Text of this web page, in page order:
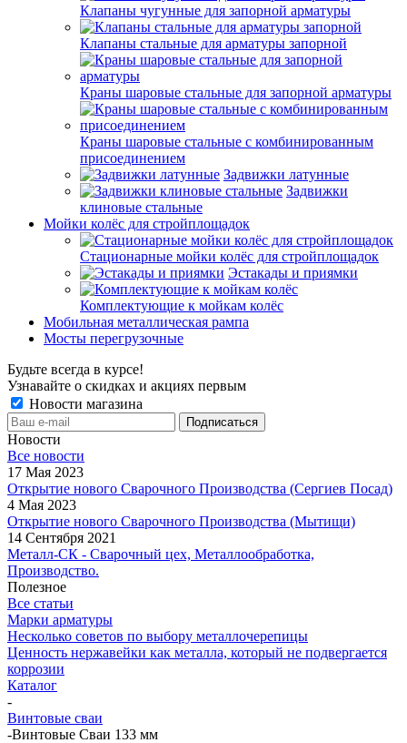
Клапаны чугунные для запорной арматуры
Клапаны стальные для арматуры запорной
Краны шаровые стальные для запорной арматуры
Краны шаровые стальные с комбинированным
присоединением
Задвижки латунные
Задвижки
клиновые стальные
Мойки колёс для стройплощадок
Стационарные мойки колёс для стройплощадок
Эстакады и приямки
Комплектующие к мойкам колёс
Мобильная металлическая рампа
Мосты перегрузочные
Будьте всегда в курсе!
Узнавайте о скидках и акциях первым
Новости магазина
Новости
Все новости
17 Мая 2023
Открытие нового Сварочного Производства (Сергиев Посад)
4 Мая 2023
Открытие нового Сварочного Производства (Мытищи)
14 Сентября 2021
Металл-СК - Сварочный цех, Металлообработка,
Производство.
Полезное
Все статьи
Марки арматуры
Несколько советов по выбору металлочерепицы
Ценность нержавейки как металла, который не подвергается
коррозии
Каталог
-
Винтовые сваи
-Винтовые Сваи 133 мм